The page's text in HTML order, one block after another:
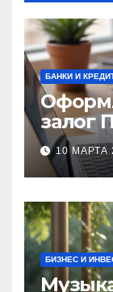
БАНКИ И
залог
без
10 МАРТА
БИЗНЕС И